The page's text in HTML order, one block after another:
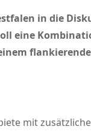
in die
eine
mit